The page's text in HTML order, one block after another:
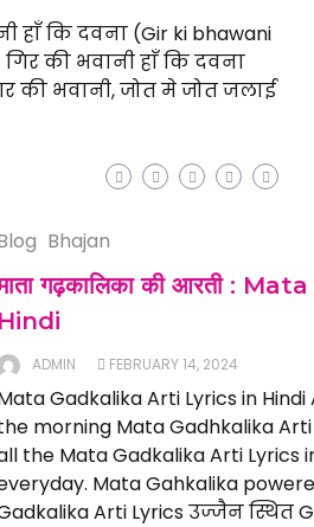
हाँ कि दवना (Gir ki bhawani
गिर की भवानी हाँ कि दवना
की भवानी, जोत मे जोत जलाई
Bhajan
गढ़कालिका की आरती :
Hindi
ADMIN FEBRUARY 14, 2024
Gadkalika Arti Lyrics in
morning Mata Gadhkalika
the Mata Gadkalika Arti Lyrics
Mata Gahkalika
Arti Lyrics उज्जैन स्थित